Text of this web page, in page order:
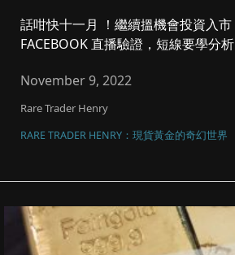
話咁快十一月 ！繼續搵機會投資入
FACEBOOK 直播驗證，短線要學分
November 9, 2022
Rare Trader Henry
RARE TRADER HENRY：現貨黃金的奇幻世界